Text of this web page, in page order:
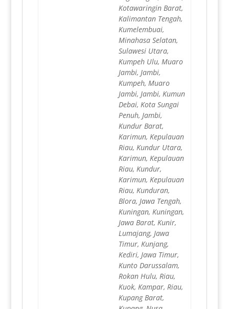
Kotawaringin Barat,
Kalimantan Tengah,
Kumelembuai,
Minahasa Selatan,
Sulawesi Utara,
Kumpeh Ulu, Muaro
Jambi, Jambi,
Kumpeh, Muaro
Jambi, Jambi, Kumun
Debai, Kota Sungai
Penuh, Jambi,
Kundur Barat,
Karimun, Kepulauan
Riau, Kundur Utara,
Karimun, Kepulauan
Riau, Kundur,
Karimun, Kepulauan
Riau, Kunduran,
Blora, Jawa Tengah,
Kuningan, Kuningan,
Jawa Barat, Kunir,
Lumajang, Jawa
Timur, Kunjang,
Kediri, Jawa Timur,
Kunto Darussalam,
Rokan Hulu, Riau,
Kuok, Kampar, Riau,
Kupang Barat,